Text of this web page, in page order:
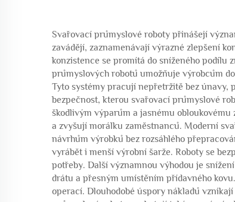
Svařovací průmyslové roboty přinášejí
zavádějí, zaznamenávají výrazné zlepšení
konzistence se promítá do sníženého podílu
průmyslových robotů umožňuje výrobcům
Tyto systémy pracují nepřetržitě bez únavy,
bezpečnost, kterou svařovací průmyslové
škodlivým výparům a jasnému
a zvyšují morálku zaměstnanců. Moderní
návrhům výrobků bez rozsáhlého
vyrábět i menší výrobní šarže. Roboty se
potřeby. Další významnou výhodou je
drátu a přesným umístěním přídavného
operací. Dlouhodobé úspory nákladů